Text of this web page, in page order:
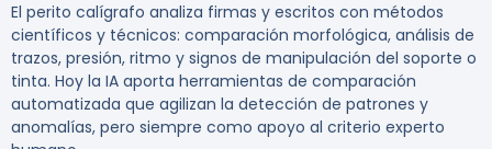
El perito calígrafo analiza firmas y escritos con métodos
científicos y técnicos: comparación morfológica, análisis de
trazos, presión, ritmo y signos de manipulación del soporte o
tinta. Hoy la IA aporta herramientas de comparación
automatizada que agilizan la detección de patrones y
anomalías, pero siempre como apoyo al criterio experto